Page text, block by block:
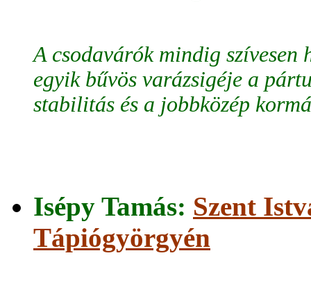
A csodavárók mindig szívesen
egyik bűvös varázsigéje a
stabilitás és a jobbközép
Isépy Tamás: Szent
Tápiógyörgyén